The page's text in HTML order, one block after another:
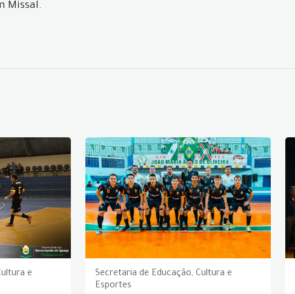
Missal.
e
Secretaria de Educação, Cultura e
Esportes